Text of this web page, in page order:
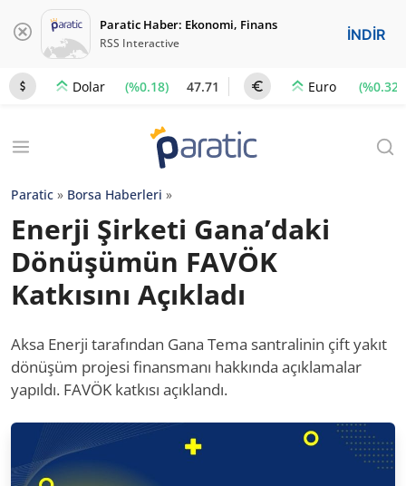
Paratic Haber: Ekonomi, Finans
RSS Interactive İNDİR
Dolar (%0.18) 47.71 Euro (%0.32)
Paratic » Borsa Haberleri »
Enerji Şirketi Gana’daki
Dönüşümün FAVÖK
Katkısını Açıkladı
Aksa Enerji tarafından Gana Tema santralinin çift yakıt
dönüşüm projesi finansmanı hakkında açıklamalar
yapıldı. FAVÖK katkısı açıklandı.